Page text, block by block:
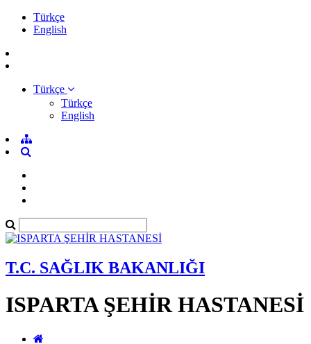
Türkçe
English
Türkçe
Türkçe
English
T.C. SAĞLIK BAKANLIĞI
ISPARTA ŞEHİR HASTANESİ